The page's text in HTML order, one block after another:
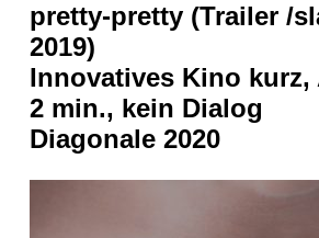
pretty-pretty (Trailer /
2019)
Innovatives Kino kurz,
2 min., kein Dialog
Diagonale 2020